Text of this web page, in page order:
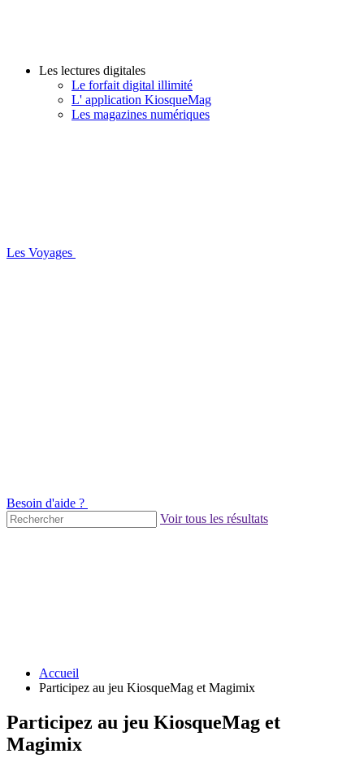
Les lectures digitales
Le forfait digital illimité
L' application KiosqueMag
Les magazines numériques
Les Voyages
Besoin d'aide ?
Voir tous les résultats
Accueil
Participez au jeu KiosqueMag et Magimix
Participez au jeu KiosqueMag et
Magimix